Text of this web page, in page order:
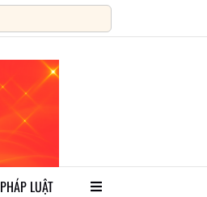
PHÁP LUẬT